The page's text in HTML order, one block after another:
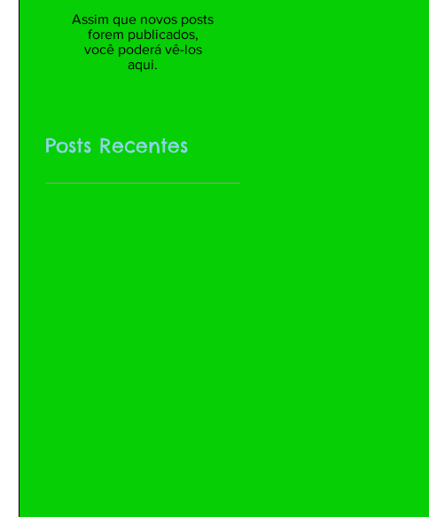
Assim que novos posts
forem publicados,
você poderá vê-los
aqui.
Posts Recentes